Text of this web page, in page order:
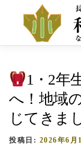
1・2年
へ！地域
じてきま
投稿日: 2026年6月